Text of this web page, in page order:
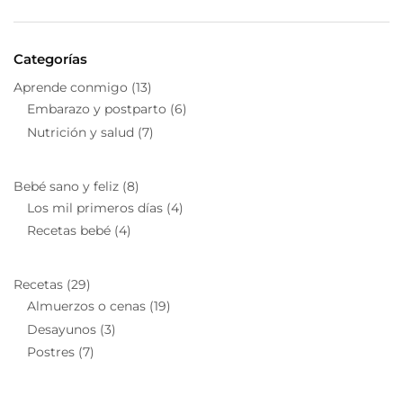
Categorías
Aprende conmigo (13)
Embarazo y postparto (6)
Nutrición y salud (7)
Bebé sano y feliz (8)
Los mil primeros días (4)
Recetas bebé (4)
Recetas (29)
Almuerzos o cenas (19)
Desayunos (3)
Postres (7)